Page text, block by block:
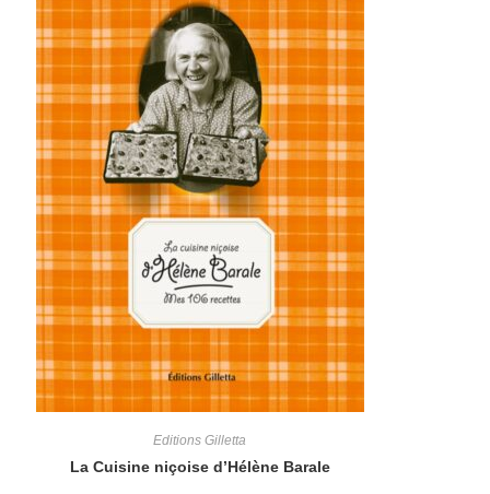
Editions Gilletta
La Cuisine niçoise d’Hélène Barale